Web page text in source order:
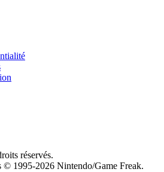
réservés.
© 1995-2026 Nintendo/Game Freak.